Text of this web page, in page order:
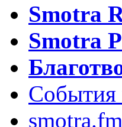
Smotra
Smotra
События
smotra.fm